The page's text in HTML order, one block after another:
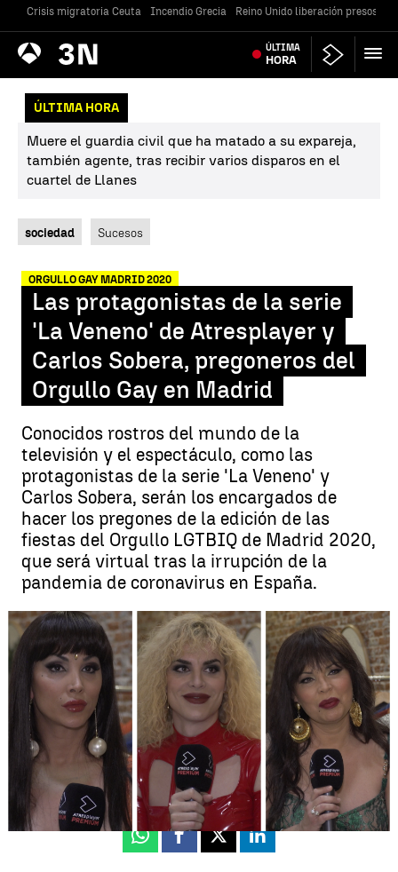
Crisis migratoria Ceuta Incendio Grecia Reino Unido liberación presos
Antena
3 Noticias ÚLTIMA
HORA
ÚLTIMA HORA
Muere el guardia civil que ha matado a su expareja,
también agente, tras recibir varios disparos en el
cuartel de Llanes
sociedad Sucesos
ORGULLO GAY MADRID 2020
Las protagonistas de la serie
'La Veneno' de Atresplayer y
Carlos Sobera, pregoneros del
Orgullo Gay en Madrid
Conocidos rostros del mundo de la
televisión y el espectáculo, como las
protagonistas de la serie 'La Veneno' y
Carlos Sobera, serán los encargados de
hacer los pregones de la edición de las
fiestas del Orgullo LGTBIQ de Madrid 2020,
que será virtual tras la irrupción de la
pandemia de coronavirus en España.
Las protagonistas de la serie 'La Veneno' de Atresplayer y Carlos
Sobera, pregoneros del Orgullo Gay en Madrid |Antena 3 Noticias
Antena 3 Noticias
Actualizado:26 de junio de 2020, 15:23
Publicado: 26 de junio de 2020, 12:20
Whatsapp
Facebook
X Linkedin